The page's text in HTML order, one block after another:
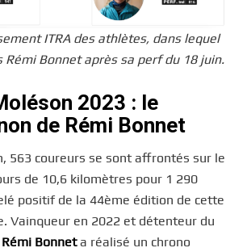
ITRA des athlètes, dans lequel
Rémi Bonnet après sa perf du 18 juin.
2023 : le
de Rémi Bonnet
563 coureurs se sont affrontés sur le
de 10,6 kilomètres pour 1 290
positif de la 44ème édition de cette
Vainqueur en 2022 et détenteur du
Rémi Bonneta réalisé un chrono